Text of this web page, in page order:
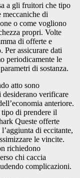
a gli fruitori che tipo
di
o come vogliono
propri. Volte
di offerte e
assicurare dati
periodicamente le
di sostanza.
atto sono
desiderano verificare
anteriore.
di prendere il
Queste offerte
di eccitante,
le vincite.
richiedono
chi caccia
complicazioni.